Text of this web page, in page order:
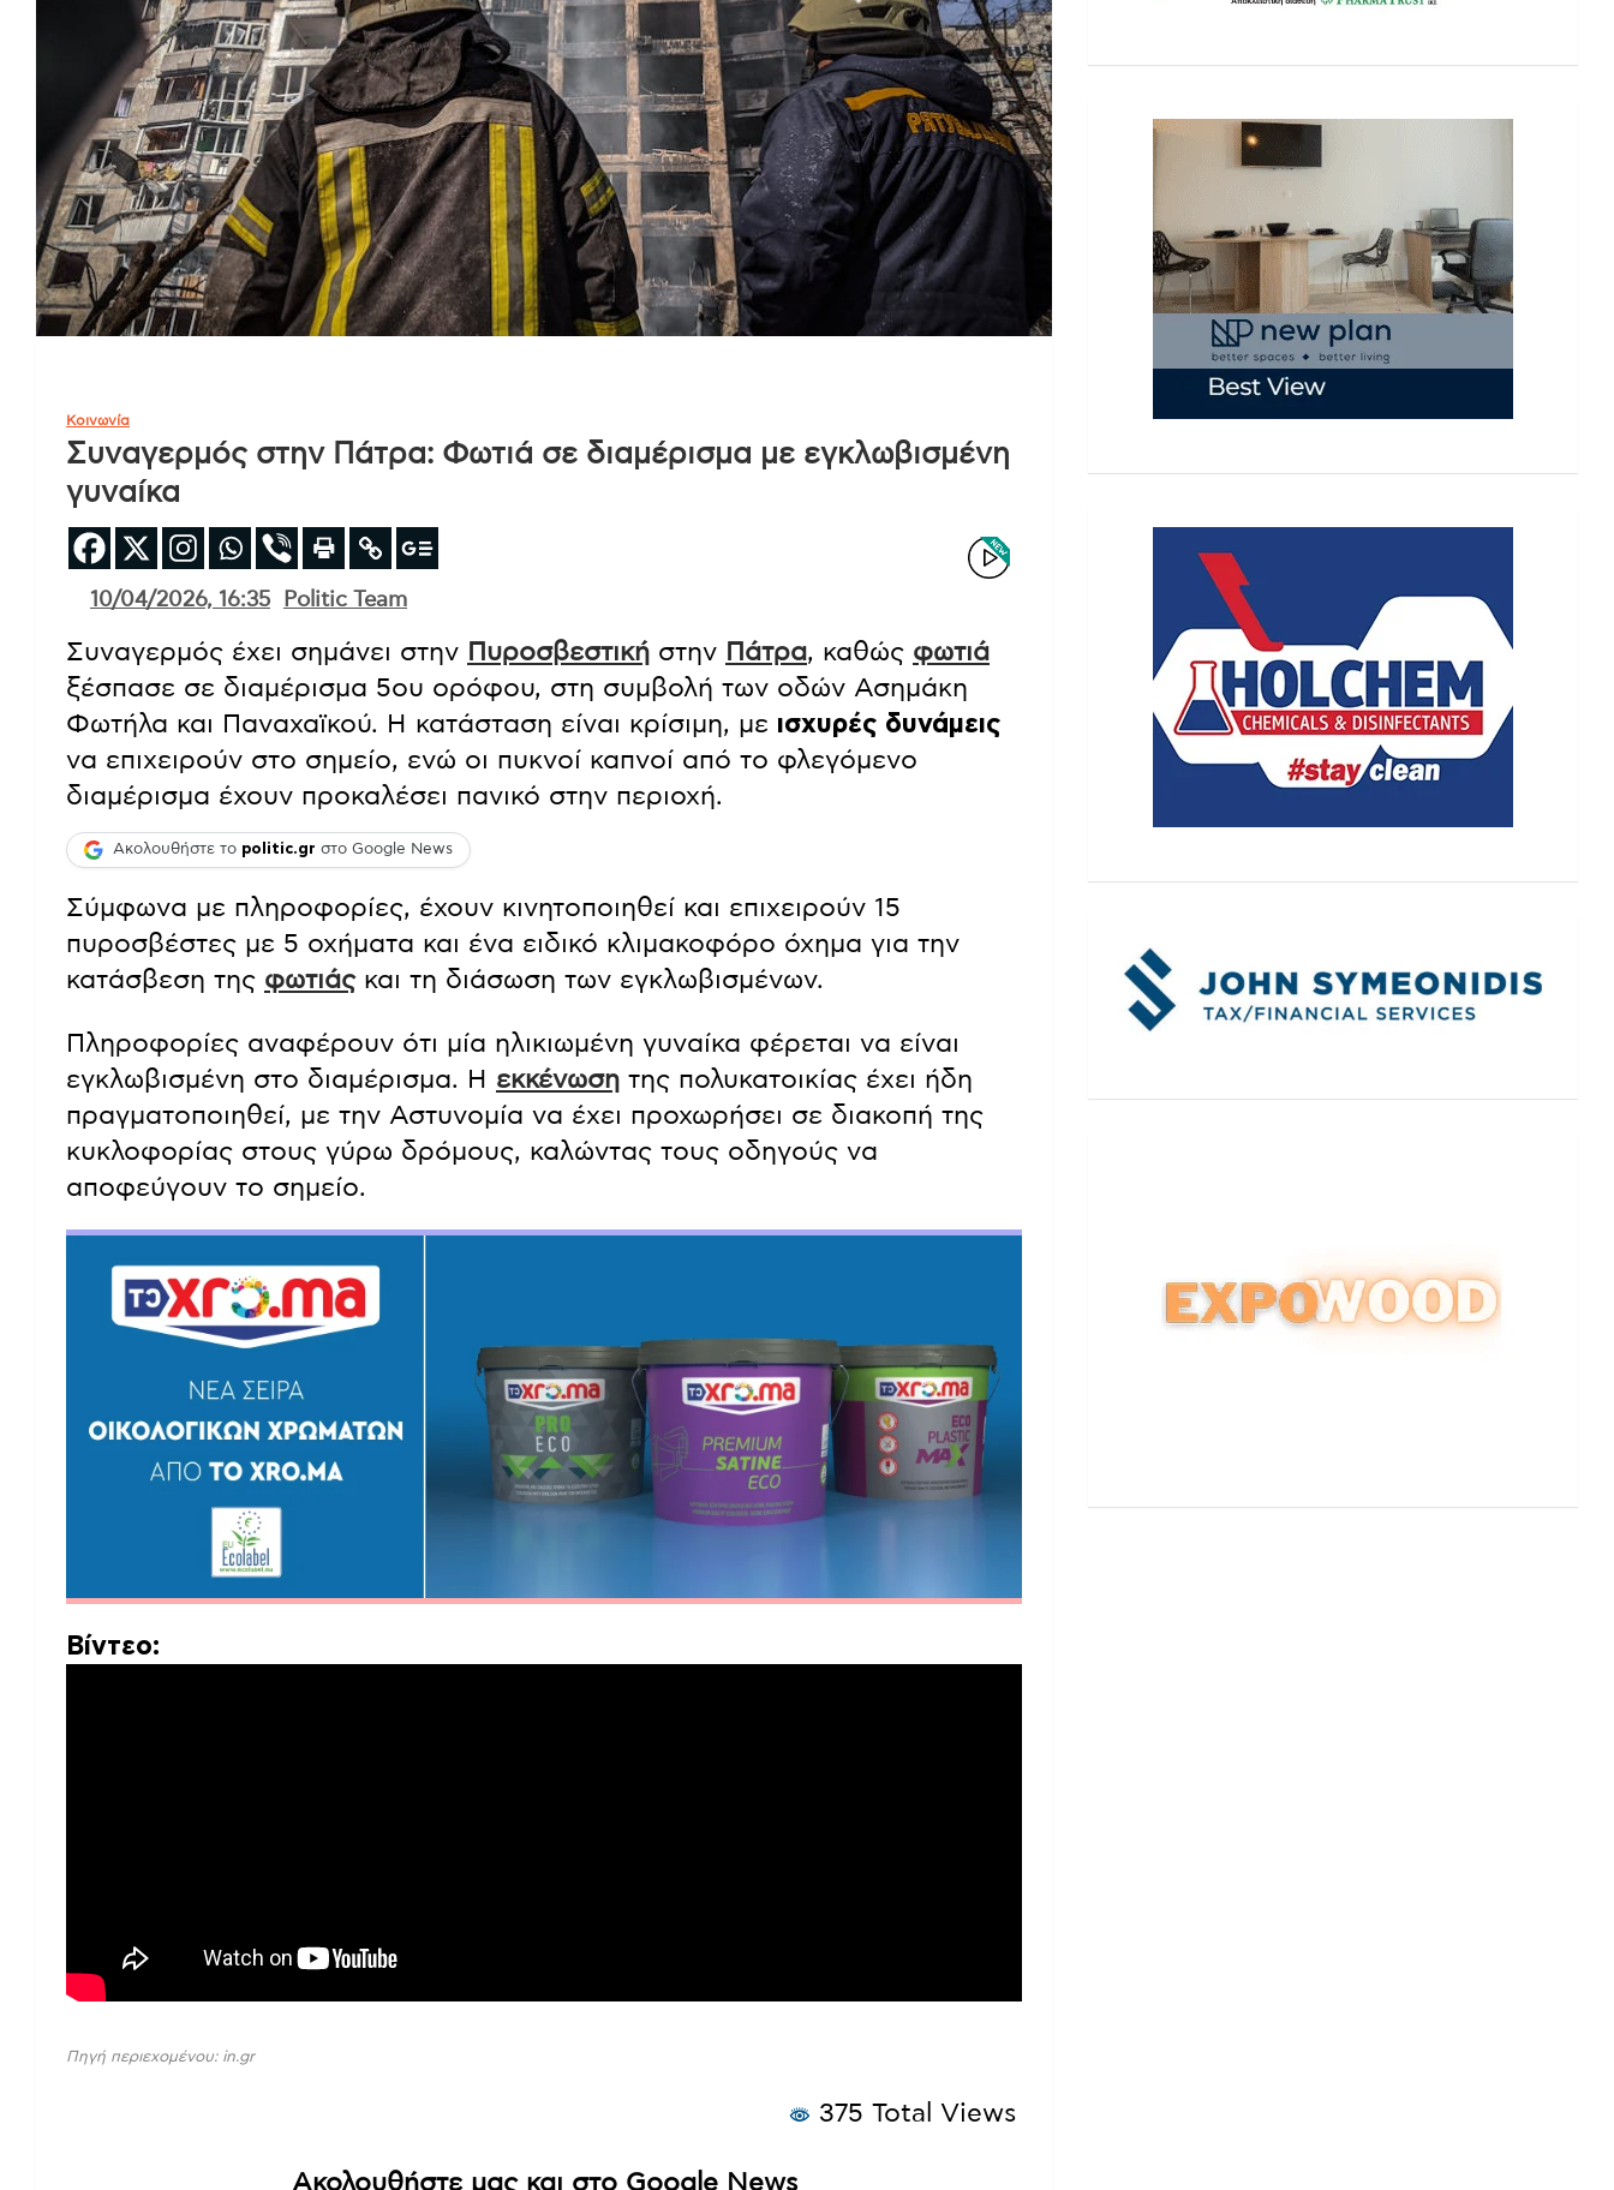
Κοινωνία
Συναγερμός στην Πάτρα: Φωτιά σε διαμέρισμα με εγκλωβισμένη
γυναίκα
10/04/2026, 16:35 Politic Team
Συναγερμός έχει σημάνει στην Πυροσβεστική στην Πάτρα, καθώς φωτιά
ξέσπασε σε διαμέρισμα 5ου ορόφου, στη συμβολή των οδών Ασημάκη
Φωτήλα και Παναχαϊκού. Η κατάσταση είναι κρίσιμη, με ισχυρές δυνάμεις
να επιχειρούν στο σημείο, ενώ οι πυκνοί καπνοί από το φλεγόμενο
διαμέρισμα έχουν προκαλέσει πανικό στην περιοχή.
Ακολουθήστε το politic.gr στο Google News
Σύμφωνα με πληροφορίες, έχουν κινητοποιηθεί και επιχειρούν 15
πυροσβέστες με 5 οχήματα και ένα ειδικό κλιμακοφόρο όχημα για την
κατάσβεση της φωτιάςκαι τη διάσωση των εγκλωβισμένων.
Πληροφορίες αναφέρουν ότι μία ηλικιωμένη γυναίκα φέρεται να είναι
εγκλωβισμένη στο διαμέρισμα. Η
εκκένωση
της πολυκατοικίας έχει ήδη
πραγματοποιηθεί, με την Αστυνομία να έχει προχωρήσει σε διακοπή της
κυκλοφορίας στους γύρω δρόμους, καλώντας τους οδηγούς να
αποφεύγουν το σημείο.
Βίντεο: